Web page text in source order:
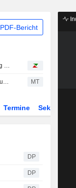
PDF-Bericht
The Best Articles Of The Week: Ein wenig Fußball, viel KI und eine Prise Verschwörungsdenken
BMW schließt Vereinbarung mit Verizon und KDDI über Fahrzeug-Konnektivitätsdienste in den USA MT
Termine Sektor
DP
DP